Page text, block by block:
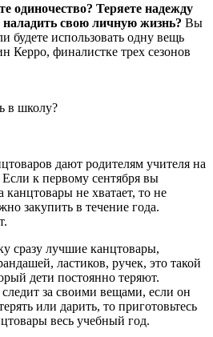
одиночество? Теряете надежду
свою личную жизнь? Вы
будете использовать одну вещь
Керро, финалистке трех сезонов
в школу?
дают родителям учителя на
к первому сентября вы
канцтовары не хватает, то не
закупить в течение года.
сразу лучшие канцтовары,
ластиков, ручек, это такой
дети постоянно теряют.
за своими вещами, если он
или дарить, то приготовьтесь
весь учебный год.